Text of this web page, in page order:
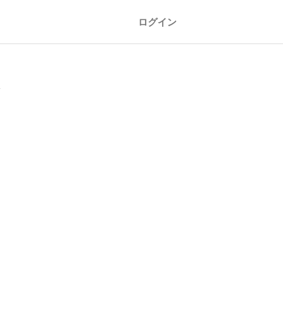
ログイン